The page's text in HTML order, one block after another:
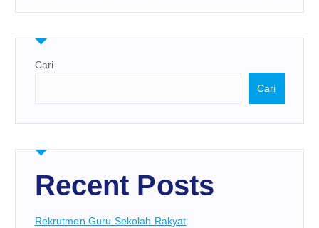
Cari
Cari
Recent Posts
Rekrutmen Guru Sekolah Rakyat